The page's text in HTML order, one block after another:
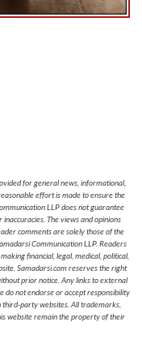
for general news, informational,
effort is made to ensure the
LLP does not guarantee
The views and opinions
comments are solely those of the
Communication LLP. Readers
financial, legal, medical, political,
Samadarsi.com reserves the right
prior notice. Any links to external
do not endorse or accept responsibility
third-party websites. All trademarks,
website remain the property of their